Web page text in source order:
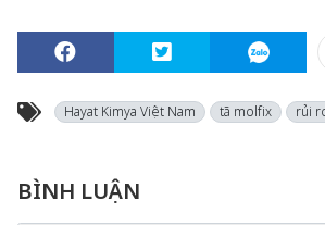
trôi qua, không nhận
công ty này.